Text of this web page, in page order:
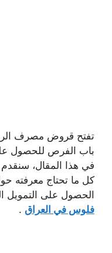
تفتح قروض مصرف
باب الفرص للحصول
في هذا المقال،
كل ما تحتاج معرفته
الحصول على
فلوس في العراق .